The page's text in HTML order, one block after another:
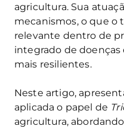
agricultura. Sua
mecanismos, o que o
relevante dentro de
integrado de
mais resilientes.
Neste artigo,
aplicada o papel de
agricultura,